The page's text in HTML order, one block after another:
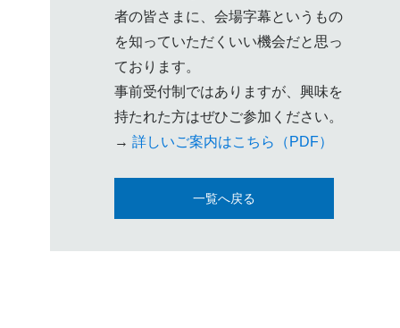
者の皆さまに、会場字幕というもの
を知っていただくいい機会だと思っ
ております。
事前受付制ではありますが、興味を
持たれた方はぜひご参加ください。
→ 詳しいご案内はこちら（PDF）
一覧へ戻る